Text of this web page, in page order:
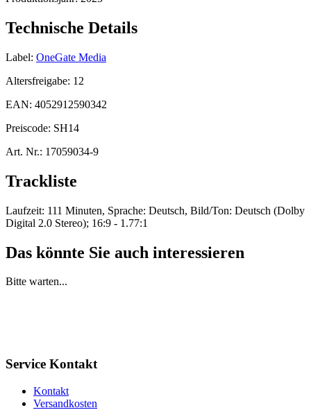
Technische Details
Label: OneGate Media
Altersfreigabe: 12
EAN: 4052912590342
Preiscode: SH14
Art. Nr.: 17059034-9
Trackliste
Laufzeit: 111 Minuten, Sprache: Deutsch, Bild/Ton: Deutsch (Dolby
Digital 2.0 Stereo); 16:9 - 1.77:1
Das könnte Sie auch interessieren
Bitte warten...
Service Kontakt
Kontakt
Versandkosten